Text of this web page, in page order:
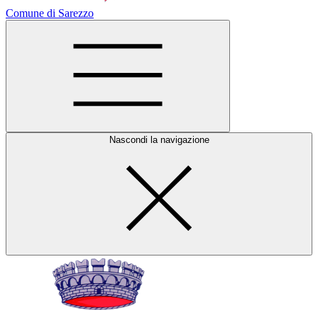
Comune di Sarezzo
Nascondi la navigazione